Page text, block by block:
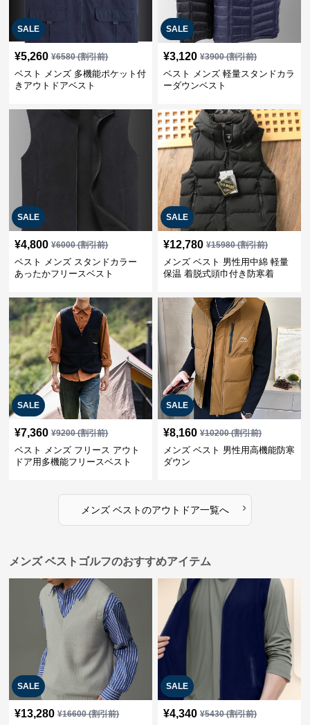
SALE
¥5,260 ¥6580(割引前)
ベスト メンズ 多機能ポケット付
きアウトドアベスト
SALE
¥3,120 ¥3900(割引前)
ベスト メンズ 軽量スタンドカラ
ーダウンベスト
SALE
¥4,800 ¥6000(割引前)
ベスト メンズ スタンドカラー
あったかフリースベスト
SALE
¥12,780 ¥15980(割引前)
メンズ ベスト 男性用中綿 軽量
保温 着脱式頭巾付き防寒着
SALE
¥7,360 ¥9200(割引前)
ベスト メンズ フリース アウト
ドア用多機能フリースベスト
SALE
¥8,160 ¥10200(割引前)
メンズ ベスト 男性用高機能防寒
ダウン
メンズ ベストのアウトドア一覧へ ›
メンズ ベストゴルフのおすすめアイテム
SALE
¥13,280 ¥16600(割引前)
SALE
¥4,340 ¥5430(割引前)